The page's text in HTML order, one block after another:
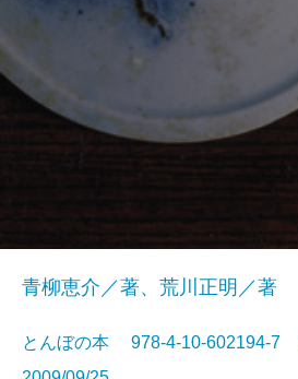
青柳恵介／著、荒川正明／著
とんぼの本 978-4-10-602194-